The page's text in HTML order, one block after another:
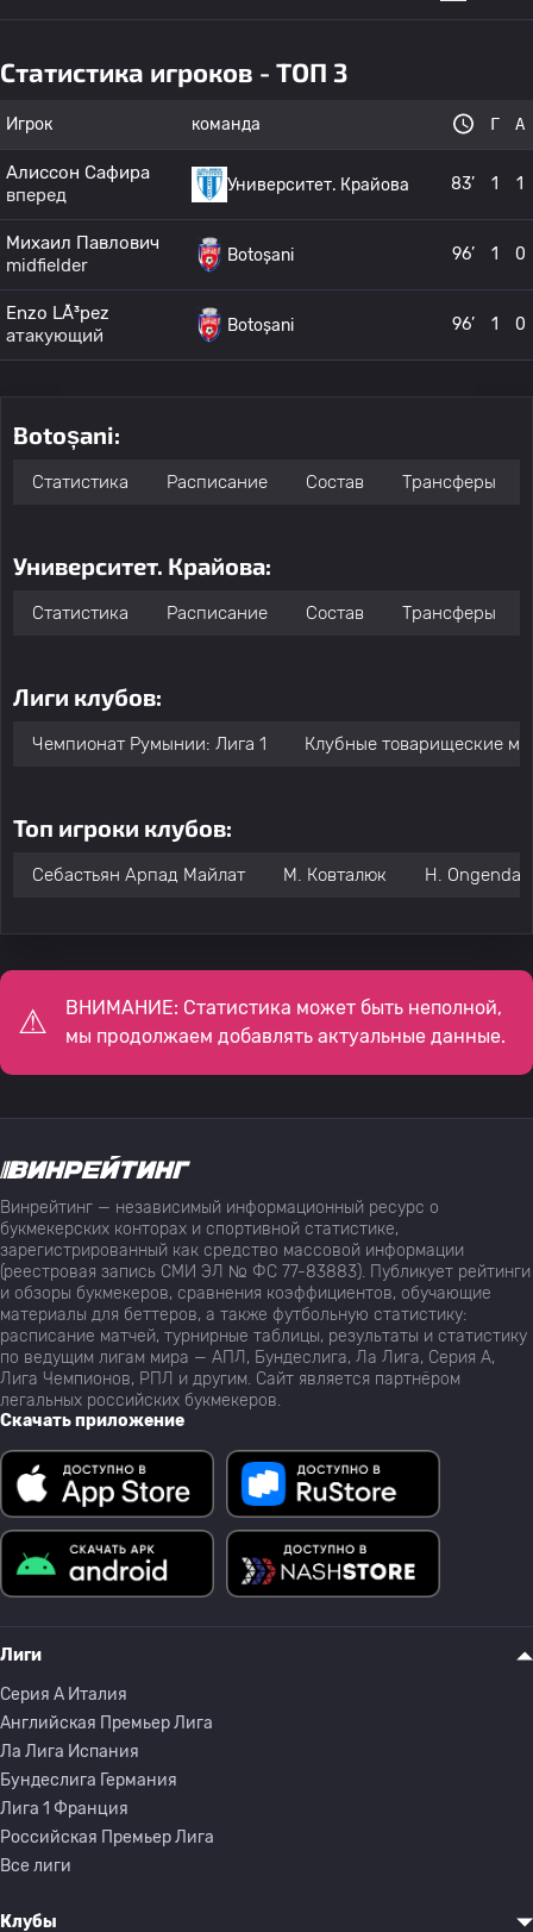
Статистика игроков - ТОП 3
Игрок команда Г А
Алиссон Сафира
вперед
Университет. Крайова 83’ 1 1
Михаил Павлович
midfielder
Botoșani 96’ 1 0
Enzo LÃ³pez
атакующий
Botoșani 96’ 1 0
Botoșani:
Статистика Расписание Состав Трансферы
Университет. Крайова:
Статистика Расписание Состав Трансферы
Лиги клубов:
Чемпионат Румынии: Лига 1 Клубные товарищеские
Топ игроки клубов:
Себастьян Арпад Майлат М. Ковталюк H. Ongenda
ВНИМАНИЕ: Статистика может быть неполной,
мы продолжаем добавлять актуальные данные.
Винрейтинг — независимый информационный ресурс о
букмекерских конторах и спортивной статистике,
зарегистрированный как средство массовой информации
(реестровая запись СМИ ЭЛ № ФС 77-83883). Публикует рейтинги
и обзоры букмекеров, сравнения коэффициентов, обучающие
материалы для беттеров, а также футбольную статистику:
расписание матчей, турнирные таблицы, результаты и статистику
по ведущим лигам мира — АПЛ, Бундеслига, Ла Лига, Серия А,
Лига Чемпионов, РПЛ и другим. Сайт является партнёром
легальных российских букмекеров.
Скачать приложение
Лиги
Серия A Италия
Английская Премьер Лига
Ла Лига Испания
Бундеслига Германия
Лига 1 Франция
Российская Премьер Лига
Все лиги
Клубы